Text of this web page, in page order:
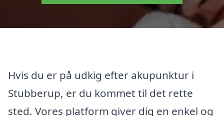
Hvis du er på udkig efter akupunktur i
Stubberup, er du kommet til det rette
sted. Vores platform giver dig en enkel og